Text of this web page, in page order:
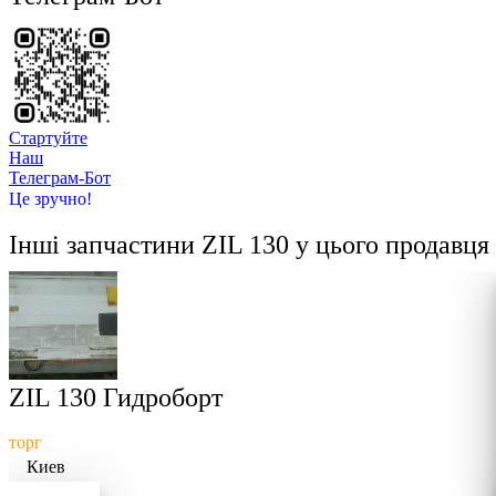
Стартуйте
Hаш
Телеграм-Бот
Це зручно!
Інші запчастини ZIL 130 у цього продавця
ZIL 130 Гидроборт
торг
Киев